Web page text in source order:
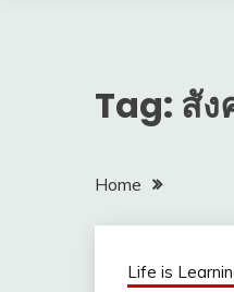
Tag: สัง
Home
Life is